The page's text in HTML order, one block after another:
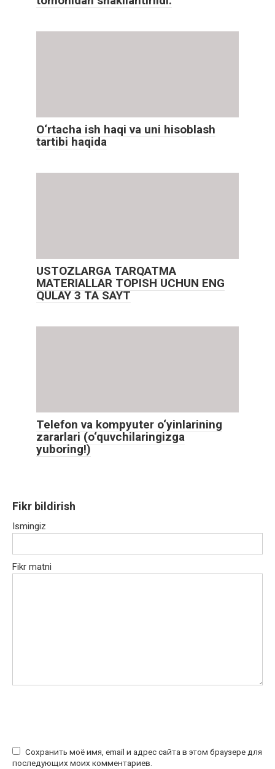
O‘rtacha ish haqi va uni hisoblash
tartibi haqida
USTOZLARGA TARQATMA
MATERIALLAR TOPISH UCHUN ENG
QULAY 3 TA SAYT
Telefon va kompyuter o‘yinlarining
zararlari (o‘quvchilaringizga
yuboring!)
Fikr bildirish
Ismingiz
Fikr matni
Сохранить моё имя, email и адрес сайта в этом браузере для
последующих моих комментариев.